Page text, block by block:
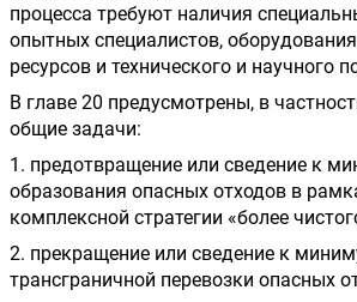
процесса требуют наличия
опытных специалистов,
ресурсов и технического и научного
В главе 20 предусмотрены, в
общие задачи:
1. предотвращение или сведение к
образования опасных отходов в
комплексной стратегии «более
2. прекращение или сведение к
трансграничной перевозки опасных